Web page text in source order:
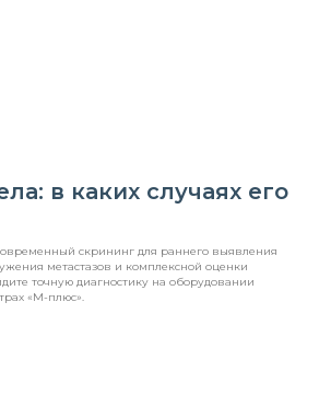
в каких случаях его
скрининг для раннего выявления
метастазов и комплексной оценки
точную диагностику на оборудовании
«М-плюс».